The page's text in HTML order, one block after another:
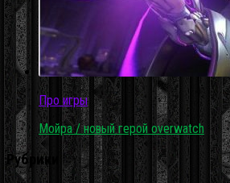
Про игры
Мойра / новый герой overwatch
Рубрики